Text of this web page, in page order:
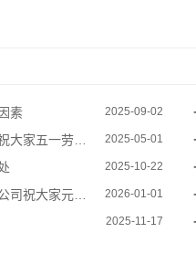
素 2025-09-02
一劳动节快乐 2025-05-01
2025-10-22
大家元旦快乐 2026-01-01
2025-11-17